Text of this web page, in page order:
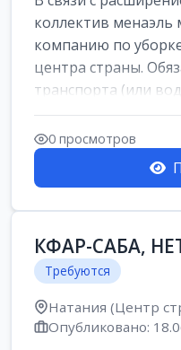
коллектив менаэль
компанию по
центра страны.
транспорта (или
уровень и...
0 просмотров
КФАР-САБА,
Требуются
Натания (Центр
Опубликовано: